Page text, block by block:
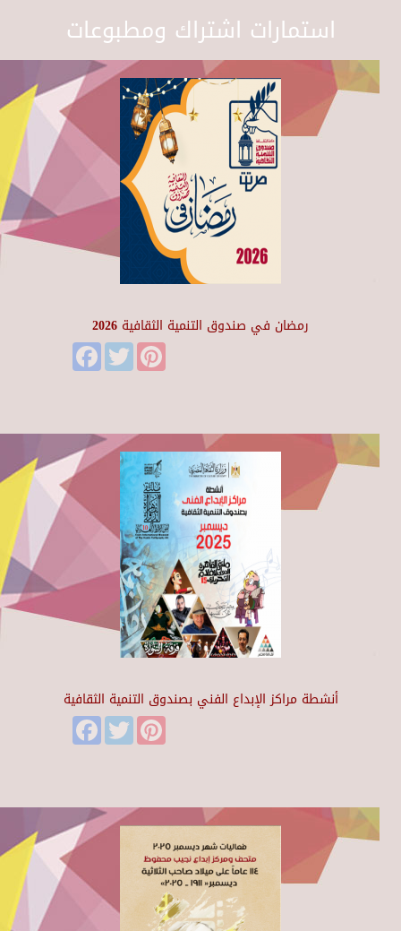
استمارات اشتراك ومطبوعات
رمضان في صندوق التنمية الثقافية 2026
FacebookTwitter
أنشطة مراكز الإبداع الفني بصندوق التنمية الثقافية
FacebookTwitter